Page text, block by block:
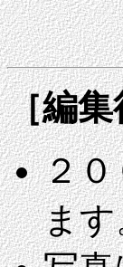
［編集
２
ます